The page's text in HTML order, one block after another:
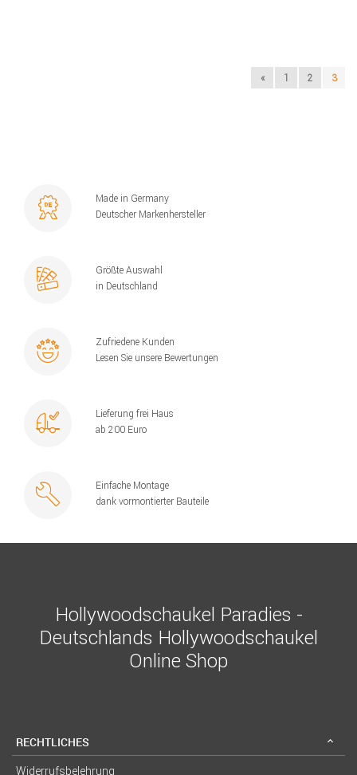
« 1 2 3
Made in Germany
Deutscher Markenhersteller
Größte Auswahl
in Deutschland
Zufriedene Kunden
Lesen Sie unsere Bewertungen
Lieferung frei Haus
ab 200 Euro
Einfache Montage
dank vormontierter Bauteile
Hollywoodschaukel Paradies -
Deutschlands Hollywoodschaukel
Online Shop
RECHTLICHES
Widerrufsbelehrung